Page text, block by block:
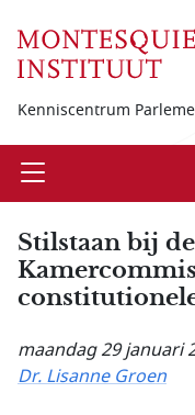
Kenniscentrum
Open
Stilstaan bij
maandag 29 januari
Dr. Lisanne Groen